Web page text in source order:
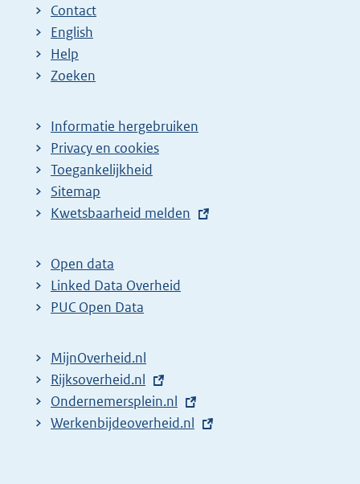
Contact
English
Help
Zoeken
Informatie hergebruiken
Privacy en cookies
Toegankelijkheid
Sitemap
E
t
e
r
l
i
n
k
Kwetsbaarheid melden
Open data
Linked Data Overheid
PUC Open Data
MijnOverheid.nl
E
x
t
Rijksoverheid.nl
E
x
Ondernemersplein.nl
E
Werkenbijdeoverheid.nl